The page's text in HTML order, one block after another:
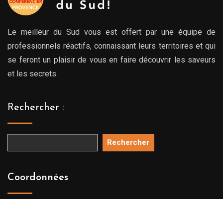
Le meilleur du Sud vous est offert par une équipe de
professionnels réactifs, connaissant leurs territoires et qui
se feront un plaisir de vous en faire découvrir les saveurs
et les secrets.
Rechercher :
Rechercher
Coordonnées